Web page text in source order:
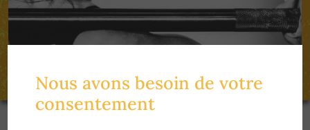
Nous avons besoin de votre
consentement